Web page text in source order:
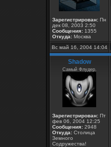
Зарегистрирован: Пн
дек 08, 2003 2:50
Сообщения: 1355
Откуда: Москва
Вс май 16, 2004 14:04
Shadow
Самый Флудер.
Зарегистрирован: Пт
фев 06, 2004 12:25
Сообщения: 2948
Откуда: Столица
Земного
Содружества!